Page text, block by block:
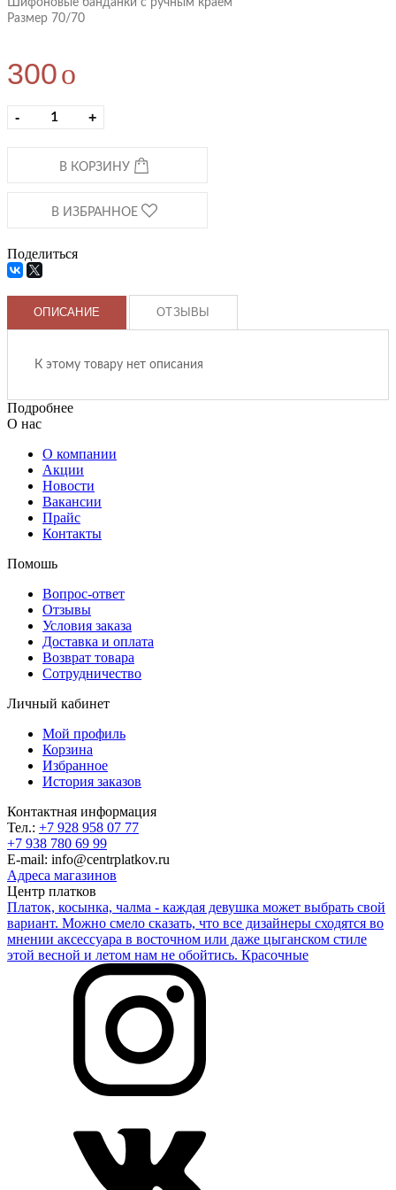
Шифоновые банданки с ручным краем
Размер 70/70
300o
- +
В КОРЗИНУ
В ИЗБРАННОЕ
Поделиться
ОПИСАНИЕ ОТЗЫВЫ
К этому товару нет описания
Подробнее
О нас
О компании
Акции
Новости
Вакансии
Прайс
Контакты
Помошь
Вопрос-ответ
Отзывы
Условия заказа
Доставка и оплата
Возврат товара
Сотрудничество
Личный кабинет
Мой профиль
Корзина
Избранное
История заказов
Контактная информация
Тел.: +7 928 958 07 77
+7 938 780 69 99
E-mail: info@centrplatkov.ru
Адреса магазинов
Центр платков
Платок, косынка, чалма - каждая девушка может выбрать свой
вариант. Можно смело сказать, что все дизайнеры сходятся во
мнении аксессуара в восточном или даже цыганском стиле
этой весной и летом нам не обойтись. Красочные